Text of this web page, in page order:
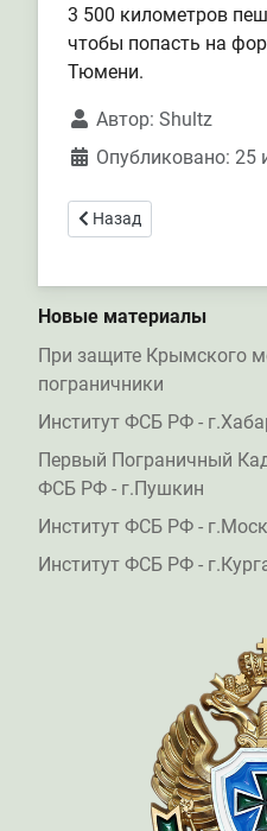
3 500 километров
чтобы попасть на
Тюмени.
Автор: Shultz
Опубликовано: 25
Предыдущий:
Назад
Новые материалы
При защите Крымского
пограничники
Институт ФСБ РФ -
Первый Пограничный
ФСБ РФ - г.Пушкин
Институт ФСБ РФ -
Институт ФСБ РФ -